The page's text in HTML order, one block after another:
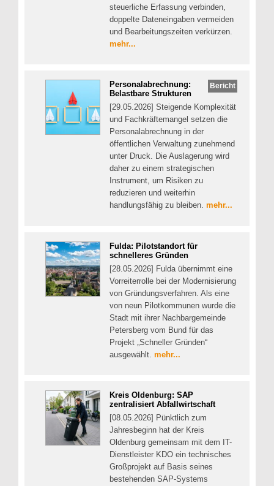
steuerliche Erfassung verbinden,
doppelte Dateneingaben vermeiden
und Bearbeitungszeiten verkürzen.
mehr...
Bericht
Personalabrechnung:
Belastbare Strukturen
[29.05.2026] Steigende Komplexität
und Fachkräftemangel setzen die
Personalabrechnung in der
öffentlichen Verwaltung zunehmend
unter Druck. Die Auslagerung wird
daher zu einem strategischen
Instrument, um Risiken zu
reduzieren und weiterhin
handlungsfähig zu bleiben. mehr...
Fulda: Pilotstandort für
schnelleres Gründen
[28.05.2026] Fulda übernimmt eine
Vorreiterrolle bei der Modernisierung
von Gründungsverfahren. Als eine
von neun Pilotkommunen wurde die
Stadt mit ihrer Nachbargemeinde
Petersberg vom Bund für das
Projekt „Schneller Gründen“
ausgewählt. mehr...
Kreis Oldenburg: SAP
zentralisiert Abfallwirtschaft
[08.05.2026] Pünktlich zum
Jahresbeginn hat der Kreis
Oldenburg gemeinsam mit dem IT-
Dienstleister KDO ein technisches
Großprojekt auf Basis seines
bestehenden SAP-Systems